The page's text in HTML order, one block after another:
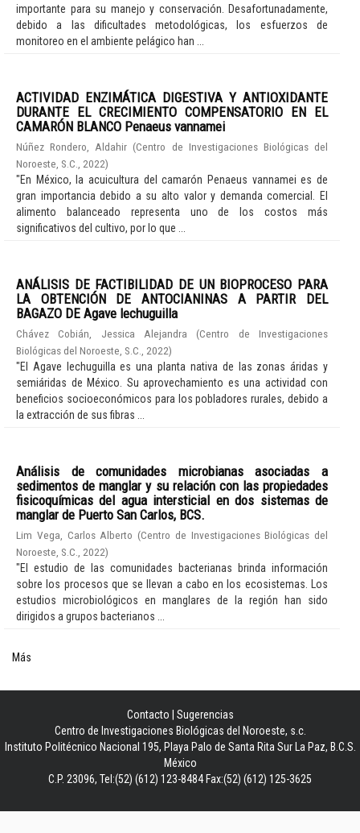
importante para su manejo y conservación. Desafortunadamente,
debido a las dificultades metodológicas, los esfuerzos de
monitoreo en el ambiente pelágico han ...
ACTIVIDAD ENZIMÁTICA DIGESTIVA Y ANTIOXIDANTE
DURANTE EL CRECIMIENTO COMPENSATORIO EN EL
CAMARÓN BLANCO Penaeus vannamei
Núñez Rondero, Aldahir (Centro de Investigaciones Biológicas del
Noroeste, S.C.
2022)
"En México, la acuicultura del camarón Penaeus vannamei es de
gran importancia debido a su alto valor y demanda comercial. El
alimento balanceado representa uno de los costos más
significativos del cultivo, por lo que ...
ANÁLISIS DE FACTIBILIDAD DE UN BIOPROCESO PARA
LA OBTENCIÓN DE ANTOCIANINAS A PARTIR DEL
BAGAZO DE Agave lechuguilla
Chávez Cobián, Jessica Alejandra (Centro de Investigaciones
Biológicas del Noroeste, S.C.
2022)
"El Agave lechuguilla es una planta nativa de las zonas áridas y
semiáridas de México. Su aprovechamiento es una actividad con
beneficios socioeconómicos para los pobladores rurales, debido a
la extracción de sus fibras ...
Análisis de comunidades microbianas asociadas a
sedimentos de manglar y su relación con las propiedades
fisicoquímicas del agua intersticial en dos sistemas de
manglar de Puerto San Carlos, BCS.
Lim Vega, Carlos Alberto (Centro de Investigaciones Biológicas del
Noroeste, S.C.
2022)
"El estudio de las comunidades bacterianas brinda información
sobre los procesos que se llevan a cabo en los ecosistemas. Los
estudios microbiológicos en manglares de la región han sido
dirigidos a grupos bacterianos ...
Más
Contacto
Sugerencias
Centro de Investigaciones Biológicas del Noroeste, s.c.
Instituto Politécnico Nacional 195, Playa Palo de Santa Rita Sur La Paz, B.C.S.
México
C.P. 23096, Tel:(52) (612) 123-8484 Fax:(52) (612) 125-3625